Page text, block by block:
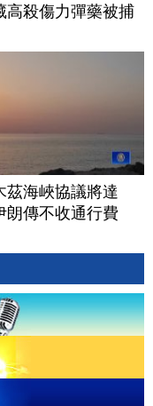
高殺傷力彈藥被捕
茲海峽協議將達
朗傳不收通行費